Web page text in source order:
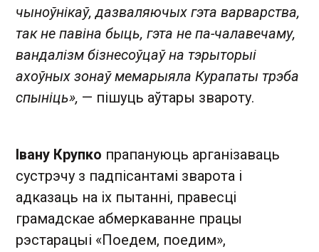
чыноўнікаў, дазваляючых гэта варварства,
так не павіна быць, гэта не па-чалавечаму,
вандалізм бізнесоўцаў на тэрыторыі
ахоўных зонаў мемарыяла Курапаты трэба
спыніць», — пішуць аўтары звароту .
Івану Крупко прапануюць арганізаваць
сустрэчу з падпісантамі зварота і
адказаць на іх пытанні, правесці
грамадскае абмеркаванне працы
рэстарацыі «Поедем, поедим»,